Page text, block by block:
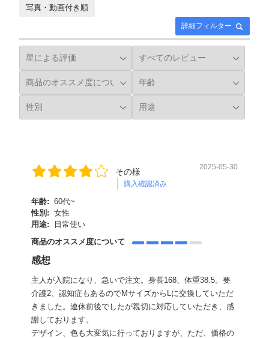
詳細フィルター
写真・動画付き順
その様
購入確認済み
2025-05-30
年齢: 60代~
性別: 女性
用途:
日常使い
商品のオススメ度について
感想
主人が入院になり、急いで注文。身長168、体重38.5。要
介護2、認知症もあるのでMサイズからLに交換していただ
きました。連休前後でしたが親切に対応していただき、感
謝しております。
デザイン、色も大変気に行っておりますが、ただ、価格の